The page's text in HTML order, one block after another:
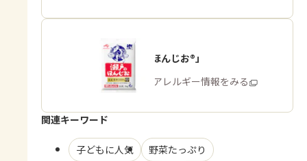
「瀬戸のほんじお®」
商品・アレルギー情報をみる
関連キーワード
子どもに人気
野菜たっぷり